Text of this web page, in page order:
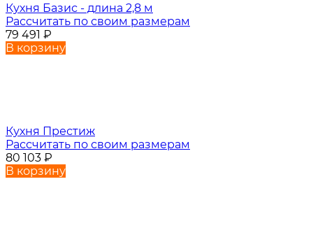
Кухня Базис - длина 2,8 м
Рассчитать по своим размерам
79 491 ₽
В корзину
Кухня Престиж
Рассчитать по своим размерам
80 103 ₽
В корзину